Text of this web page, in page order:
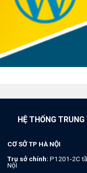
HỆ THỐNG
CƠ SỞ TP HÀ NỘI
Trụ sở chính: P1201-2C
NộI